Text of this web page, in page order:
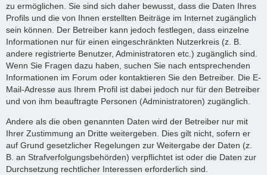
zu ermöglichen. Sie sind sich daher bewusst, dass die Daten Ihres
Profils und die von Ihnen erstellten Beiträge im Internet zugänglich
sein können. Der Betreiber kann jedoch festlegen, dass einzelne
Informationen nur für einen eingeschränkten Nutzerkreis (z. B.
andere registrierte Benutzer, Administratoren etc.) zugänglich sind.
Wenn Sie Fragen dazu haben, suchen Sie nach entsprechenden
Informationen im Forum oder kontaktieren Sie den Betreiber. Die E-
Mail-Adresse aus Ihrem Profil ist dabei jedoch nur für den Betreiber
und von ihm beauftragte Personen (Administratoren) zugänglich.
Andere als die oben genannten Daten wird der Betreiber nur mit
Ihrer Zustimmung an Dritte weitergeben. Dies gilt nicht, sofern er
auf Grund gesetzlicher Regelungen zur Weitergabe der Daten (z.
B. an Strafverfolgungsbehörden) verpflichtet ist oder die Daten zur
Durchsetzung rechtlicher Interessen erforderlich sind.